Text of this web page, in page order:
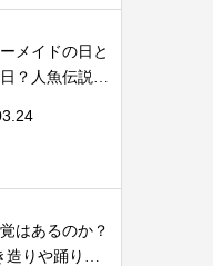
メイドの日と
？人魚伝説と
はあるのか？
りや踊り食